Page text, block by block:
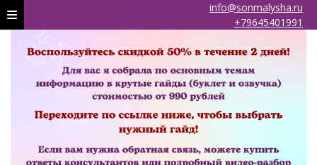
info@sonmalysha.ru
+79645401991